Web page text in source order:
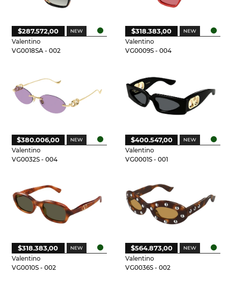
Valentino
VG0018SA - 002
$287.572,00
Valentino
VG0009S - 004
$318.383,00
Valentino
VG0032S - 004
$380.006,00
Valentino
VG0001S - 001
$400.547,00
Valentino
VG0010S - 002
$318.383,00
Valentino
VG0036S - 002
$564.873,00